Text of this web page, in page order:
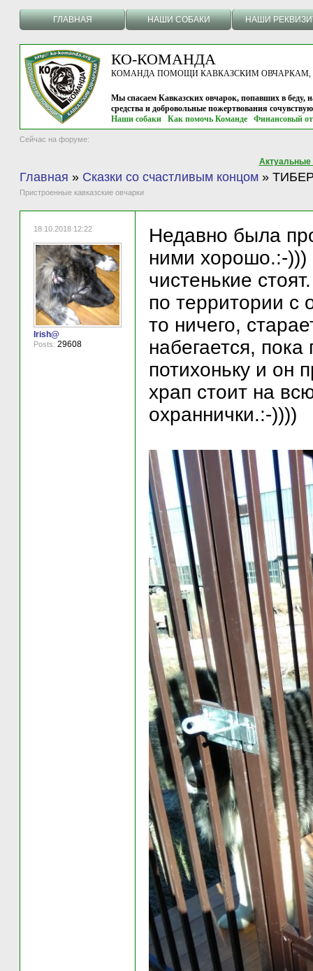
ГЛАВНАЯ НАШИ СОБАКИ НАШИ
КО-КОМАНДА
КОМАНДА ПОМОЩИ КАВКАЗСКИМ ОВЧАРКАМ, г.
Мы спасаем Кавказских овчарок, попавших в беду,
средства и добровольные пожертвования
Наши собаки
Как помочь Команде Финансовый
Сейчас на форуме:
Главная » Сказки со счастливым концом »
Пристроенные кавказские овчарки
18.10.2018 12:22
Irish@
Posts: 29608
Недавно была
ними хорошо.:-)))
чистенькие
по территории с
то ничего,
набегается,
потихоньку и он
храп стоит на
охраннички.:-))))